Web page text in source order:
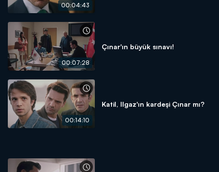
00:04:43
00:07:28
Çınar'ın büyük sınavı!
00:14:10
Katil, Ilgaz'ın kardeşi Çınar mı?